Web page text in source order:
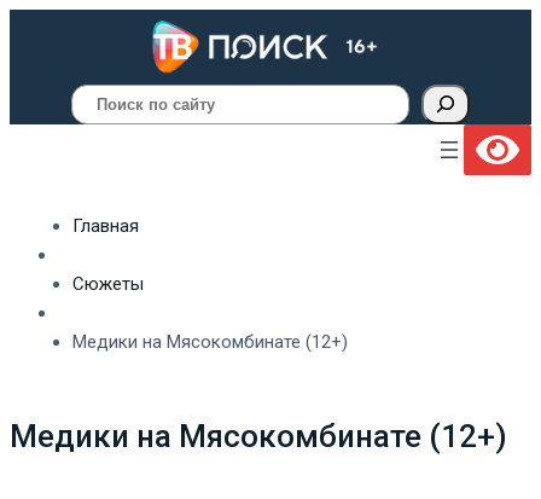
Поиск
Главная
Сюжеты
Медики на Мясокомбинате (12+)
Медики на Мясокомбинате (12+)